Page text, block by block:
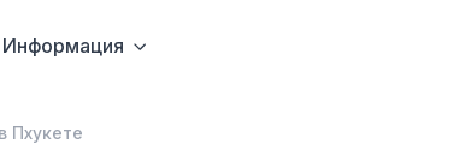
Информация
Пхукете